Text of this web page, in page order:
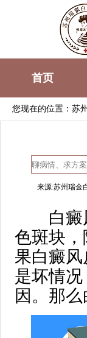
首页
您现在的位置： 苏
来源:苏州瑞金
白癜风
色斑块
果白癜
是坏情
因。那